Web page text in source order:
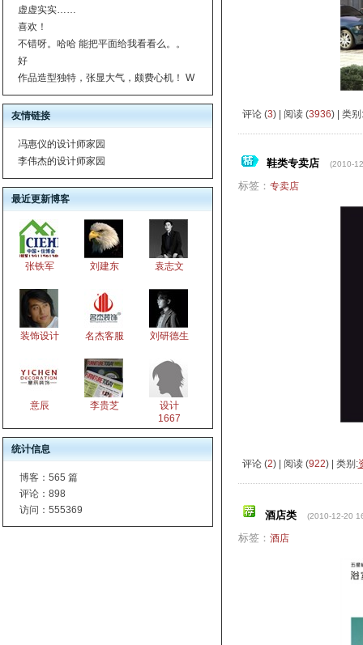
虚虚实实……
喜欢！
不错呀。哈哈 能把平面给我看看么。。
好
作品造型独特，张显大气，颇费心机！ W
友情链接
冯惠仪的设计师家园
李伟杰的设计师家园
最近更新博客
张铁军 刘建东 袁志文
装饰设计 名杰客服 刘研德生
意辰 李贵芝
设计
1667
统计信息
博客： 565 篇
评论： 898
访问： 555369
评论 (3) | 阅读 (3936) | 类别:
鞋类专卖店 (2010-
标签： 专卖店
评论 (2) | 阅读 (922) | 类别:
酒店类 (2010-12-20
标签： 酒店